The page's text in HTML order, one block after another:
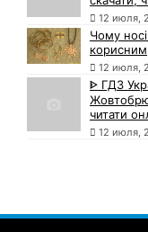
12 июля,
Чому
корисним
12 июля,
ᐈ ГДЗ
читати
12 июля,